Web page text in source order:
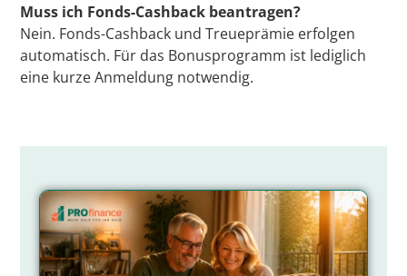
Muss ich Fonds-Cashback beantragen?
Nein. Fonds-Cashback und Treueprämie erfolgen
automatisch. Für das Bonusprogramm ist lediglich
eine kurze Anmeldung notwendig.